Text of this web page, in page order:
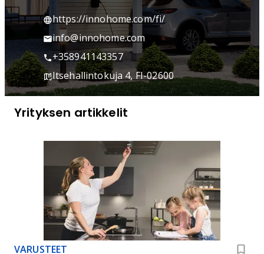
https://innohome.com/fi/
info@innohome.com
+358941143357
Itsehallintokuja 4, FI-02600
Yrityksen artikkelit
VARUSTEET